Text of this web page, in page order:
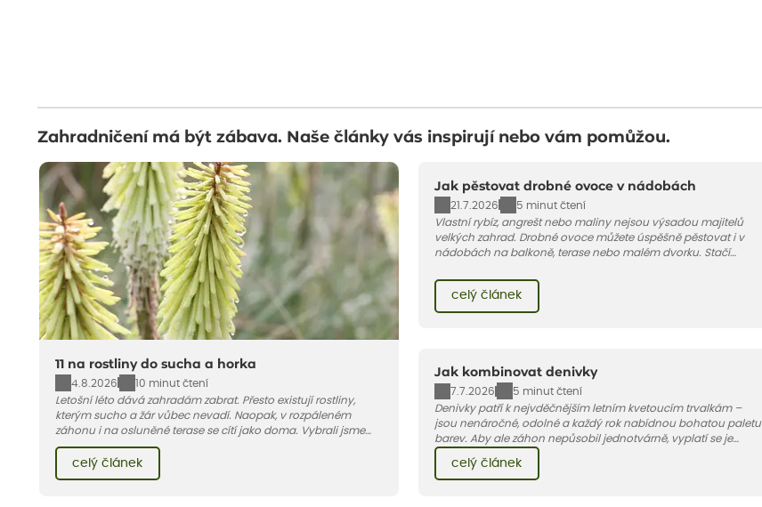
Zahradničení má být zábava. Naše články vás inspirují nebo vám pomůžou.
11 na rostliny do sucha a horka
4.8.2026
10 minut čtení
Letošní léto dává zahradám zabrat. Přesto existují rostliny,
kterým sucho a žár vůbec nevadí. Naopak, v rozpáleném
záhonu i na osluněné terase se cítí jako doma. Vybrali jsme
pro vás 11 tipů na odolné druhy, které zvládnou horké a suché
léto bez pravidelné zálivky. Pojďme se podívat, které to jsou.
celý článek
Jak pěstovat drobné ovoce v nádobách
21.7.2026
5 minut čtení
Vlastní rybíz, angrešt nebo maliny nejsou výsadou majitelů
velkých zahrad. Drobné ovoce můžete úspěšně pěstovat i v
nádobách na balkoně, terase nebo malém dvorku. Stačí
pár základních pravidel. V tomto článku vám poradíme, jak na
celý článek
Jak kombinovat denivky
7.7.2026
5 minut čtení
Denivky patří k nejvděčnějším letním kvetoucím trvalkám –
jsou nenáročné, odolné a každý rok nabídnou bohatou paletu
barev. Aby ale záhon nepůsobil jednotvárně, vyplatí se je
jakými trvalkami a travinami denivky nejlépe ladí.
celý článek